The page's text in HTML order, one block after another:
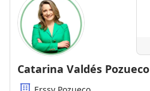
Catarina Valdés Pozueco